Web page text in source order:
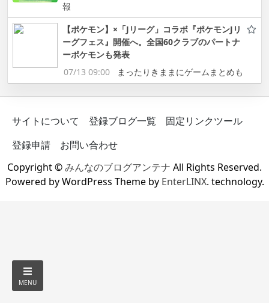
報
【ポケモン】×「Jリーグ」コラボ『ポケモンJリ
ーグフェス』開催へ。全国60クラブのパートナ
ーポケモンも発表
07/13 09:00
まったりきままにゲームまとめも
サイトについて 登録ブログ一覧
固定リンクツール
登録申請
お問い合わせ
Copyright ©みんなのブログアンテナ All Rights Reserved.
Powered by WordPress Theme by EnterLINX. technology.
MENU